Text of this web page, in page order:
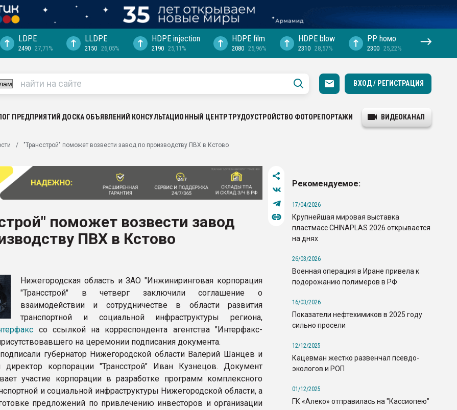
с.-в.
довольна
рынке
ПЭТ
для
цвет
LDPE
2490 27,71%
LLDPE
2150 26,05%
HDPE injection
2190 25,11%
HDPE film
2080 25,96%
HDPE blow
2310 28,57%
PP hомо
2300 25,22%
ВХОД / РЕГИСТРАЦИЯ
ПРЕДПРИЯТИЙ ДОСКА ОБЪЯВЛЕНИЙ КОНСУЛЬТАЦИОННЫЙ ЦЕНТРТРУДОУСТРОЙСТВО ФОТОРЕПОРТАЖИ ВИДЕОКАНАЛ
"Трансстрой" поможет возвести завод по производству ПВХ в Кстово
поможет возвести завод
ПВХ в Кстово
Нижегородская область и ЗАО "Инжиниринговая корпорация
"Трансстрой" в четверг заключили соглашение о
взаимодействии и сотрудничестве в области развития
транспортной и социальной инфраструктуры региона,
со ссылкой на корреспондента агентства "Интерфакс-
на церемонии подписания документа.
губернатор Нижегородской области Валерий Шанцев и
директор корпорации "Трансстрой" Иван Кузнецов. Документ
участие корпорации в разработке программ комплексного
и социальной инфраструктуры Нижегородской области, а
предложений по привлечению инвесторов и организации
Рекомендуемое:
17/04/2026
Крупнейшая мировая выставка
пластмасс CHINAPLAS 2026 открывается
на днях
26/03/2026
Военная операция в Иране привела к
подорожанию полимеров в РФ
16/03/2026
Показатели нефтехимиков в 2025 году
сильно просели
12/12/2025
Кацевман жестко развенчал псевдо-
экологов и РОП
01/12/2025
ГК «Алеко» отправилась на "Кассиопею"